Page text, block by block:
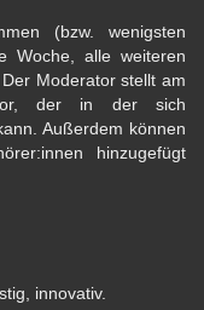
(bzw. wenigsten
Woche, alle weiteren
Moderator stellt am
der in der sich
Außerdem können
hinzugefügt
innovativ.